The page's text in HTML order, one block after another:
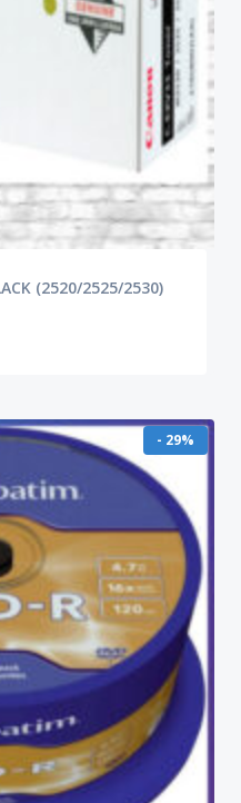
(2520/2525/2530)
- 29%